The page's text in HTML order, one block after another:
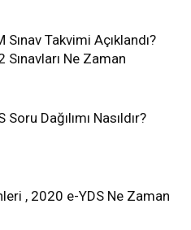
Sınav Takvimi Açıklandı?
Sınavları Ne Zaman
Dağılımı Nasıldır?
, 2020 e-YDS Ne Zaman